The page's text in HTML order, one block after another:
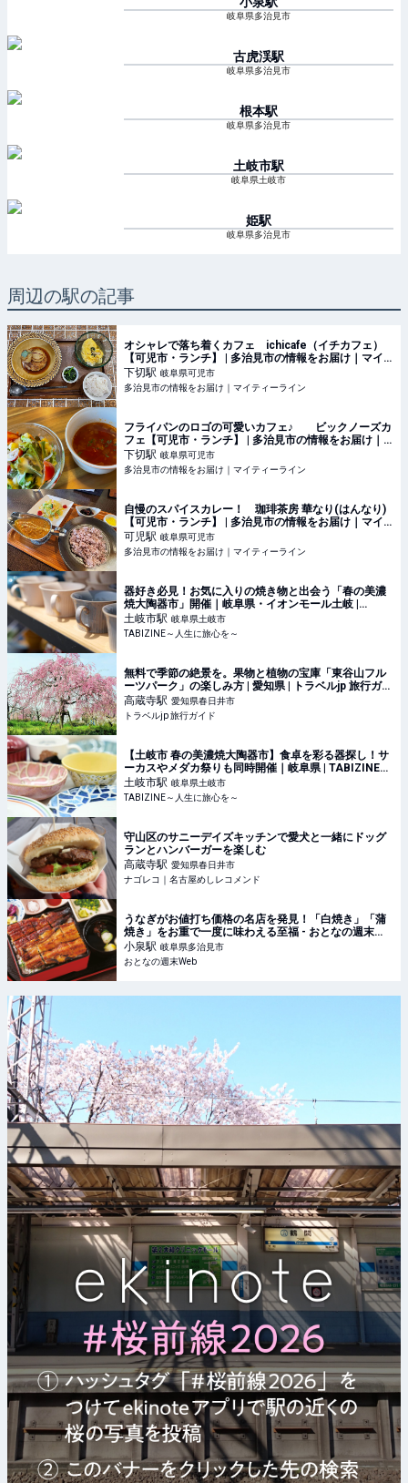
岐阜県多治見市
古虎渓駅
岐阜県多治見市
根本駅
岐阜県多治見市
土岐市駅
岐阜県土岐市
姫駅
岐阜県多治見市
周辺の駅の記事
オシャレで落ち着くカフェ ichicafe（イチカフェ）
【可児市・ランチ】 | 多治見市の情報をお届け｜マイ
ティーライン
下切駅 岐阜県可児市
多治見市の情報をお届け｜マイティーライン
フライパンのロゴの可愛いカフェ♪ ビックノーズカ
フェ【可児市・ランチ】 | 多治見市の情報をお届け｜
マイティーライン
下切駅 岐阜県可児市
多治見市の情報をお届け｜マイティーライン
自慢のスパイスカレー！ 珈琲茶房 華なり(はんなり)
【可児市・ランチ】 | 多治見市の情報をお届け｜マイ
ティーライン
可児駅 岐阜県可児市
多治見市の情報をお届け｜マイティーライン
器好き必見！お気に入りの焼き物と出会う「春の美濃
焼大陶器市」開催｜岐阜県・イオンモール土岐 |
TABIZINE～人生に旅心を～
土岐市駅 岐阜県土岐市
TABIZINE～人生に旅心を～
無料で季節の絶景を。果物と植物の宝庫「東谷山フル
ーツパーク」の楽しみ方 | 愛知県 | トラベルjp 旅行ガイ
ド
高蔵寺駅 愛知県春日井市
トラベルjp 旅行ガイド
【土岐市 春の美濃焼大陶器市】食卓を彩る器探し！サ
ーカスやメダカ祭りも同時開催｜岐阜県 | TABIZINE～
人生に旅心を～
土岐市駅 岐阜県土岐市
TABIZINE～人生に旅心を～
守山区のサニーデイズキッチンで愛犬と一緒にドッグ
ランとハンバーガーを楽しむ
高蔵寺駅 愛知県春日井市
ナゴレコ｜名古屋めしレコメンド
うなぎがお値打ち価格の名店を発見！「白焼き」「蒲
焼き」をお重で一度に味わえる至福 - おとなの週末
Web
小泉駅 岐阜県多治見市
おとなの週末Web